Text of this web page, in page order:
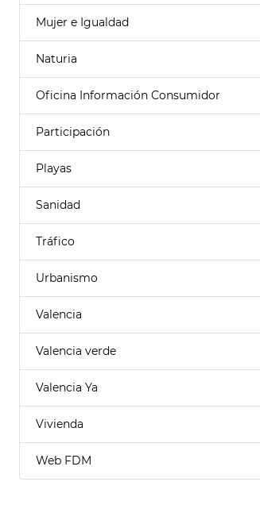
Mujer e Igualdad
Naturia
Oficina Información Consumidor
Participación
Playas
Sanidad
Tráfico
Urbanismo
Valencia
Valencia verde
Valencia Ya
Vivienda
Web FDM